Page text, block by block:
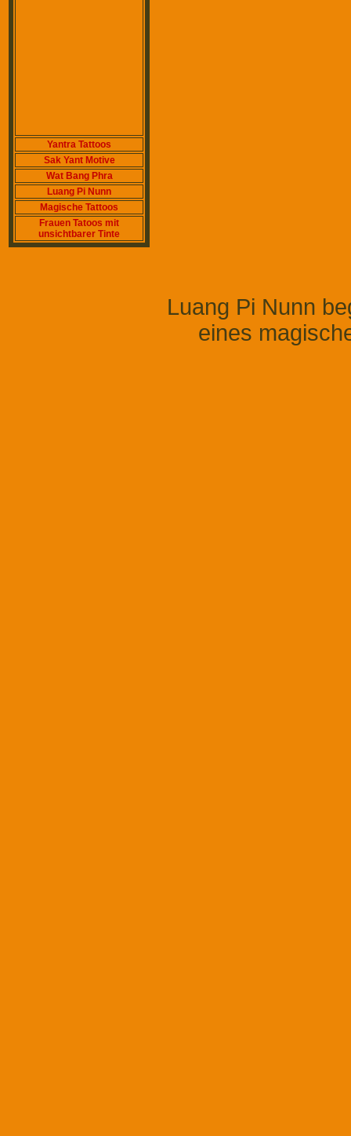
Yantra Tattoos
Sak Yant Motive
Wat Bang Phra
Luang Pi Nunn
Magische Tattoos
Frauen Tatoos mit
unsichtbarer Tinte
Luang Pi Nunn
eines